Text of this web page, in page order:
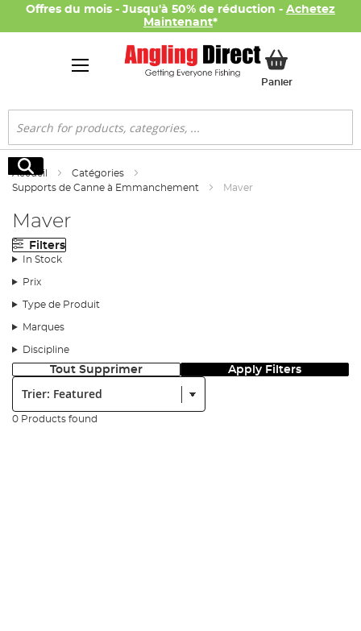
Offres du mois - Jusqu'à 50% de réduction - Achetez
Maintenant*
PanierMon panier
Rechercher
Rechercher
Accueil
Catégories
Supports de Canne à Emmanchement
Maver
Maver
Filters
In Stock
Prix
Type de Produit
Marques
Discipline
Tout Supprimer Apply Filters
0 Products found